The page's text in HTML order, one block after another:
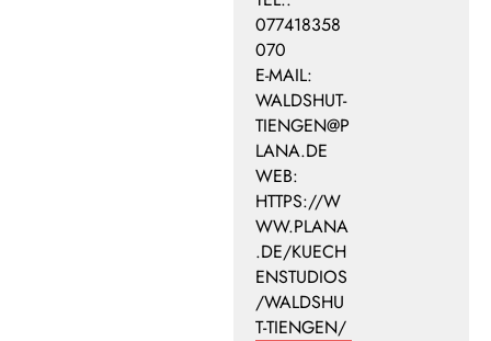
077418358
070
E-MAIL:
WALDSHUT-
TIENGEN@P
LANA.DE
WEB:
HTTPS://W
WW.PLANA
.DE/KUECH
ENSTUDIOS
/WALDSHU
T-TIENGEN/